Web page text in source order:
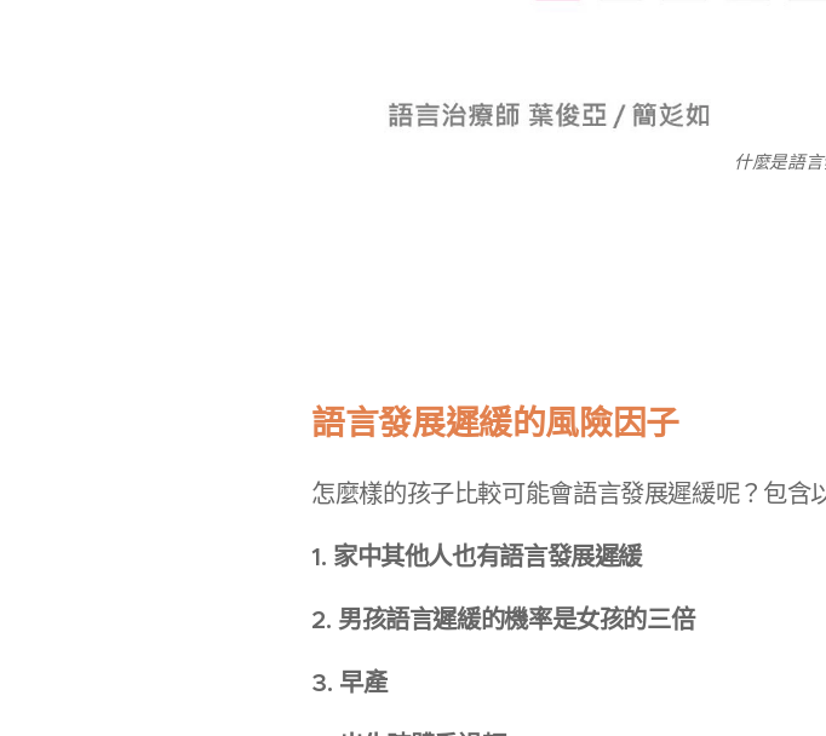
什麼是語
語言發展遲緩的風險因子
怎麼樣的孩子比較可能會語言發展遲緩呢？包含
1. 家中其他人也有語言發展遲緩
2. 男孩語言遲緩的機率是女孩的三倍
3. 早產